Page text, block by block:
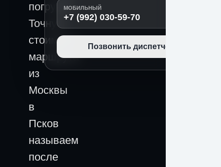
погрузки.
Точную
стоимость
маршрута
из
Москвы
в
Псков
называем
после
МОБИЛЬНЫЙ
+7 (992) 030-59-70
Позвонить диспетчеру